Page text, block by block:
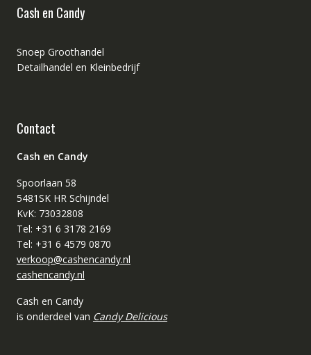
Cash en Candy
Snoep Groothandel
Detailhandel en Kleinbedrijf
Contact
Cash en Candy
Spoorlaan 58
5481SK HR Schijndel
KvK: 73032808
Tel: +31 6 3178 2169
Tel: +31 6 4579 0870
verkoop@cashencandy.nl
cashencandy.nl
Cash en Candy
is onderdeel van Candy Delicious